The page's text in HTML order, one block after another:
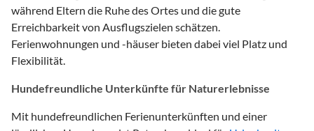
während Eltern die Ruhe des Ortes und die gute
Erreichbarkeit von Ausflugszielen schätzen.
Ferienwohnungen und -häuser bieten dabei viel Platz und
Flexibilität.
Hundefreundliche Unterkünfte für Naturerlebnisse
Mit hundefreundlichen Ferienunterkünften und einer